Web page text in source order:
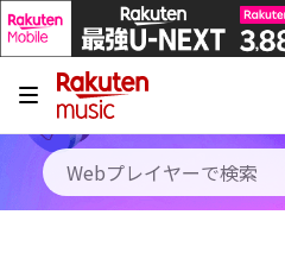
キャンペーン
料金プラン
使い方